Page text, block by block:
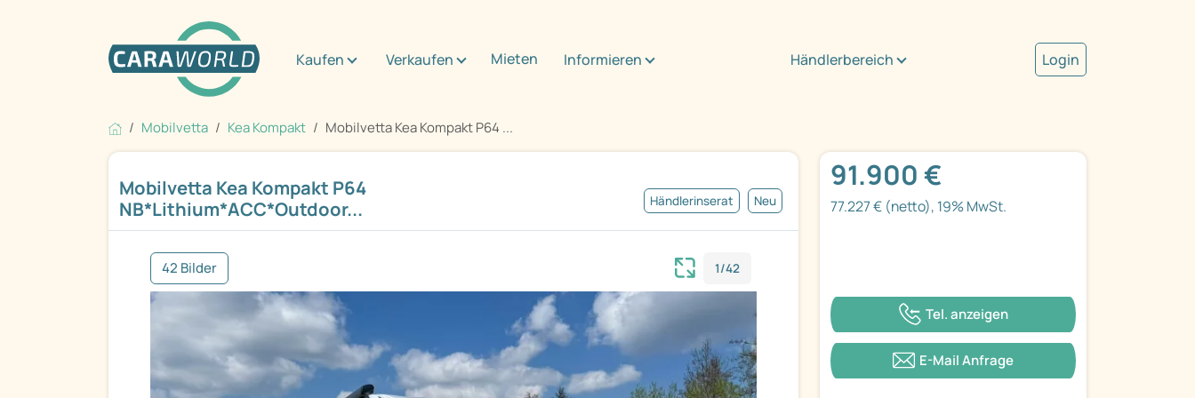
Kaufen Verkaufen Mieten Informieren Händlerbereich Login
Mobilvetta Kea Kompakt Mobilvetta Kea Kompakt P64 ...
Mobilvetta Kea Kompakt P64
NB*Lithium*ACC*Outdoor...
Händlerinserat Neu
42 Bilder 1/42
91.900 €
77.227 € (netto), 19% MwSt.
Tel. anzeigen
E-Mail Anfrage